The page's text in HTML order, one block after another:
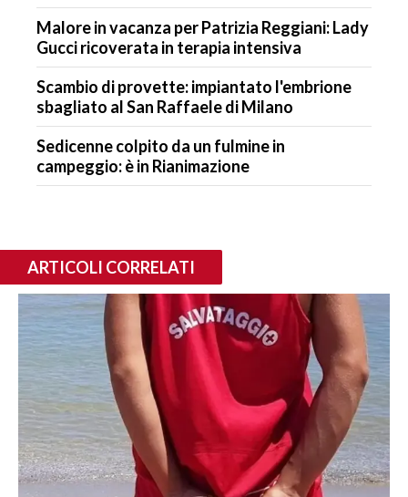
Malore in vacanza per Patrizia Reggiani: Lady
Gucci ricoverata in terapia intensiva
Scambio di provette: impiantato l'embrione
sbagliato al San Raffaele di Milano
Sedicenne colpito da un fulmine in
campeggio: è in Rianimazione
ARTICOLI CORRELATI